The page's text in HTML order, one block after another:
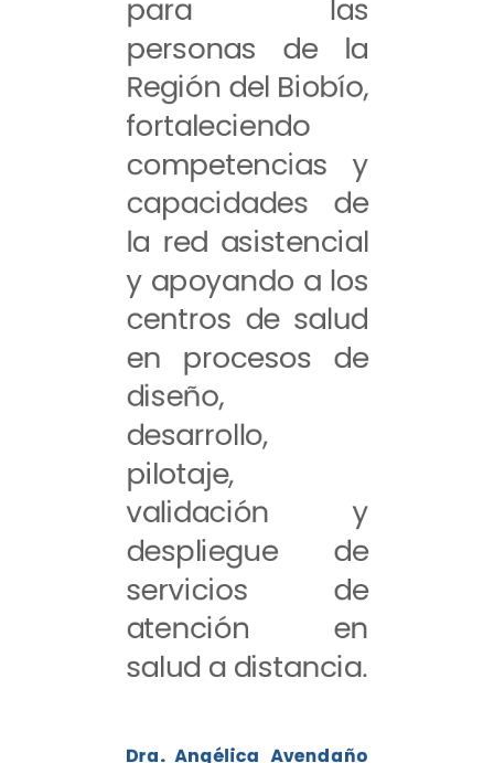
para las
personas de la
Región del Biobío,
fortaleciendo
competencias y
capacidades de
la red asistencial
y apoyando a los
centros de salud
en procesos de
diseño,
desarrollo,
pilotaje,
validación y
despliegue de
servicios de
atención en
salud a distancia.
Dra. Angélica Avendaño